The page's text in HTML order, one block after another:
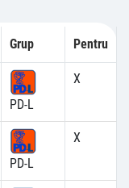
Grup Pentru
PD-L
X
PD-L
X